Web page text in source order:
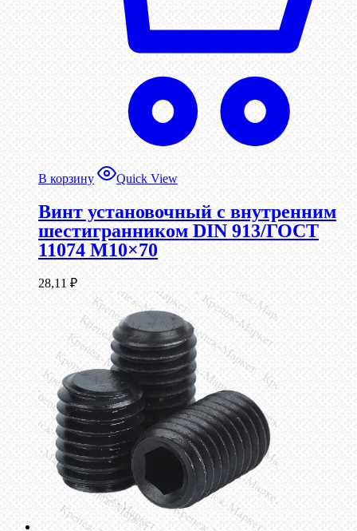
В корзину Quick View
Винт установочный с внутренним
шестигранником DIN 913/ГОСТ
11074 М10×70
28,11 ₽